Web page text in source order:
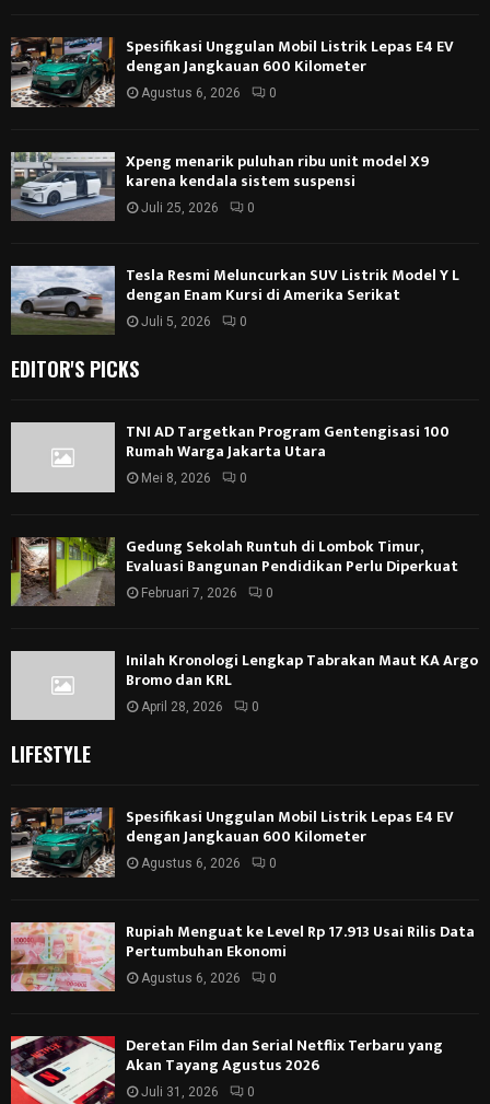
Spesifikasi Unggulan Mobil Listrik Lepas E4 EV
dengan Jangkauan 600 Kilometer
Agustus 6, 2026 0
Xpeng menarik puluhan ribu unit model X9
karena kendala sistem suspensi
Juli 25, 2026 0
Tesla Resmi Meluncurkan SUV Listrik Model Y L
dengan Enam Kursi di Amerika Serikat
Juli 5, 2026 0
EDITOR'S PICKS
TNI AD Targetkan Program Gentengisasi 100
Rumah Warga Jakarta Utara
Mei 8, 2026 0
Gedung Sekolah Runtuh di Lombok Timur,
Evaluasi Bangunan Pendidikan Perlu Diperkuat
Februari 7, 2026 0
Inilah Kronologi Lengkap Tabrakan Maut KA Argo
Bromo dan KRL
April 28, 2026 0
LIFESTYLE
Spesifikasi Unggulan Mobil Listrik Lepas E4 EV
dengan Jangkauan 600 Kilometer
Agustus 6, 2026 0
Rupiah Menguat ke Level Rp 17.913 Usai Rilis Data
Pertumbuhan Ekonomi
Agustus 6, 2026 0
Deretan Film dan Serial Netflix Terbaru yang
Akan Tayang Agustus 2026
Juli 31, 2026 0